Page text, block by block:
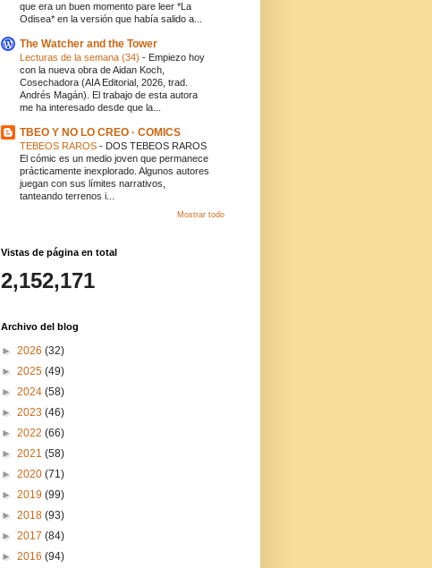
que era un buen momento pare leer *La
Odisea* en la versión que había salido a...
The Watcher and the Tower
Lecturas de la semana (34) - Empiezo hoy
con la nueva obra de Aidan Koch,
Cosechadora (AIA Editorial, 2026, trad.
Andrés Magán). El trabajo de esta autora
me ha interesado desde que la...
TBEO Y NO LO CREO · COMICS
TEBEOS RAROS - DOS TEBEOS RAROS
El cómic es un medio joven que permanece
prácticamente inexplorado. Algunos autores
juegan con sus límites narrativos,
tanteando terrenos i...
Mostrar todo
Vistas de página en total
2,152,171
Archivo del blog
► 2026 (32)
► 2025 (49)
► 2024 (58)
► 2023 (46)
► 2022 (66)
► 2021 (58)
► 2020 (71)
► 2019 (99)
► 2018 (93)
► 2017 (84)
► 2016 (94)